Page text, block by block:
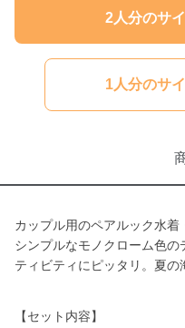
2人分のサ
1人分のサ
カップル用のペアルック水着
シンプルなモノクローム色
ティビティにピッタリ。夏の
【セット内容】